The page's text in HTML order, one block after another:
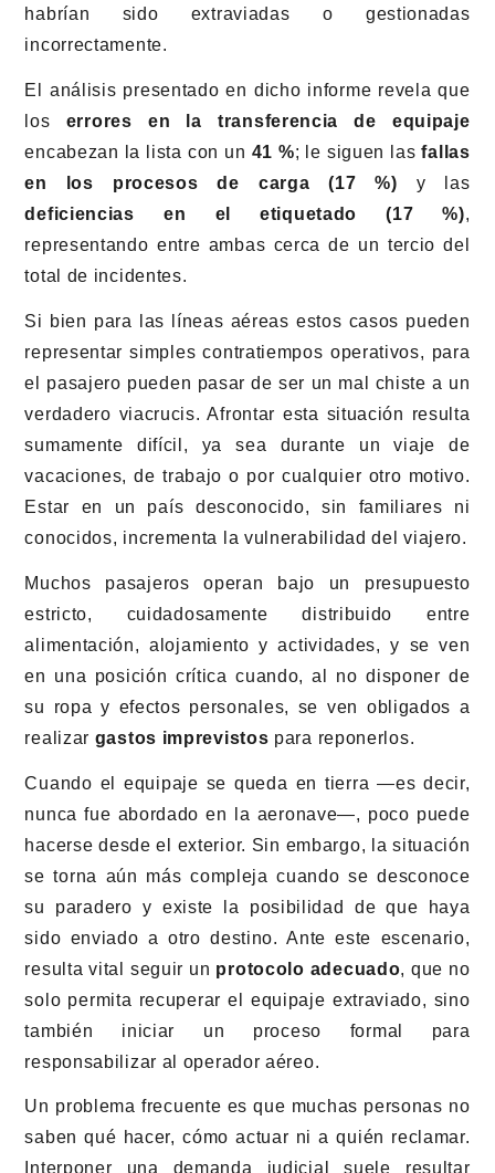
habrían sido extraviadas o gestionadas
incorrectamente.
El análisis presentado en dicho informe revela que
los errores en la transferencia de equipaje
encabezan la lista con un 41 %; le siguen lasfallas
en los procesos de carga (17 %) y las
deficiencias en el etiquetado (17 %),
representando entre ambas cerca de un tercio del
total de incidentes.
Si bien para las líneas aéreas estos casos pueden
representar simples contratiempos operativos, para
el pasajero pueden pasar de ser un mal chiste a un
verdadero viacrucis. Afrontar esta situación resulta
sumamente difícil, ya sea durante un viaje de
vacaciones, de trabajo o por cualquier otro motivo.
Estar en un país desconocido, sin familiares ni
conocidos, incrementa la vulnerabilidad del viajero.
Muchos pasajeros operan bajo un presupuesto
estricto, cuidadosamente distribuido entre
alimentación, alojamiento y actividades, y se ven
en una posición crítica cuando, al no disponer de
su ropa y efectos personales, se ven obligados a
realizar gastos imprevistos para reponerlos.
Cuando el equipaje se queda en tierra —es decir,
nunca fue abordado en la aeronave—, poco puede
hacerse desde el exterior. Sin embargo, la situación
se torna aún más compleja cuando se desconoce
su paradero y existe la posibilidad de que haya
sido enviado a otro destino. Ante este escenario,
resulta vital seguir un protocolo adecuado, que no
solo permita recuperar el equipaje extraviado, sino
también iniciar un proceso formal para
responsabilizar al operador aéreo.
Un problema frecuente es que muchas personas no
saben qué hacer, cómo actuar ni a quién reclamar.
Interponer una demanda judicial suele resultar